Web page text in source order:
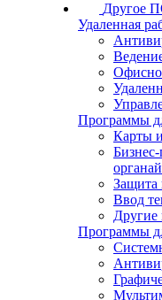
Другое
Удаленная
Программы
Карты
Защита
Ввод
Другие
Программы